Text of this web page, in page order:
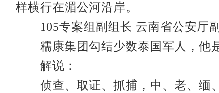
样横行在湄公河沿岸。
105专案组副组长 云南省公安厅
糯康集团勾结少数泰国军人，他
解说：
侦查、取证、抓捕，中、老、缅